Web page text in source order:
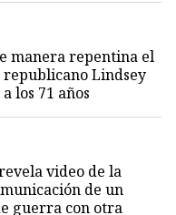
manera repentina el
republicano Lindsey
los 71 años
video de la
de un
guerra con otra